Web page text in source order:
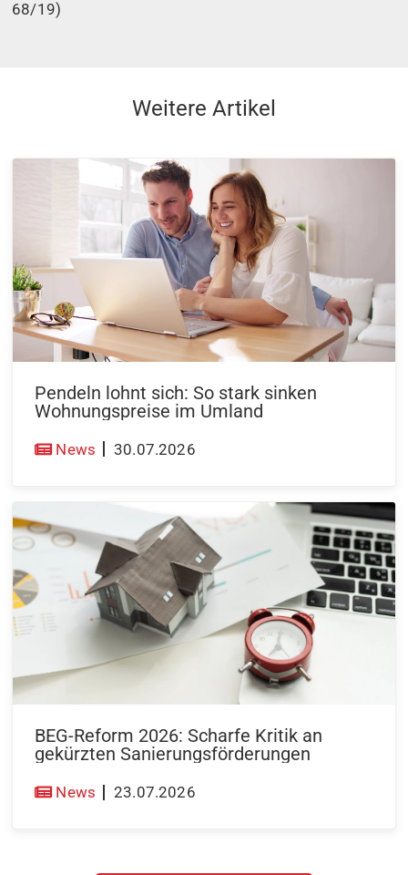
68/19)
Weitere Artikel
Pendeln lohnt sich: So stark sinken
Wohnungspreise im Umland
News 30.07.2026
BEG-Reform 2026: Scharfe Kritik an
gekürzten Sanierungsförderungen
News 23.07.2026